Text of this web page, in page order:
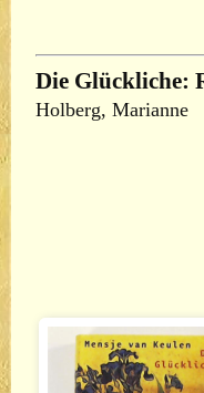
Die Glückliche:
Holberg, Marianne